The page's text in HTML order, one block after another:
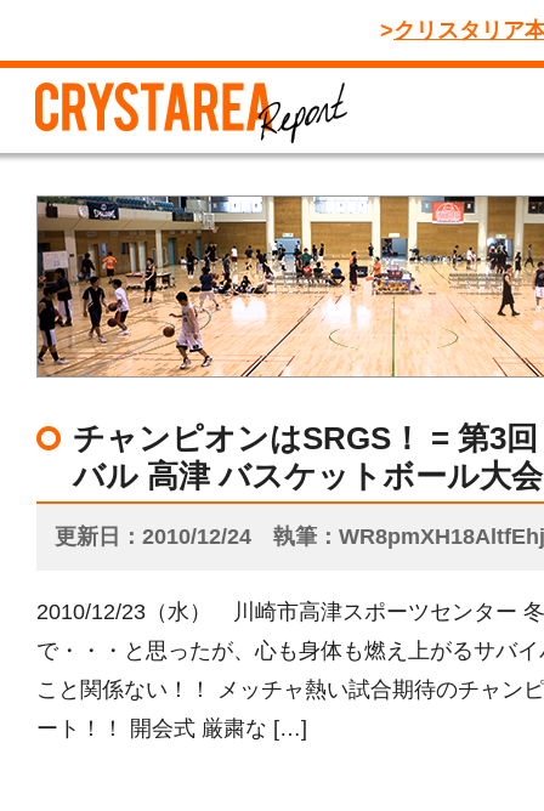
クリスタリア
チャンピオンはSRGS！ = 第3
バル 高津 バスケットボール大会
更新日 2010/12/24 執筆
2010/12/23（水） 川崎市高津スポーツセンター
で・・・と思ったが、心も身体も燃え上がるサバ
こと関係ない！！ メッチャ熱い試合期待のチャン
ート！！ 開会式 厳粛な […]